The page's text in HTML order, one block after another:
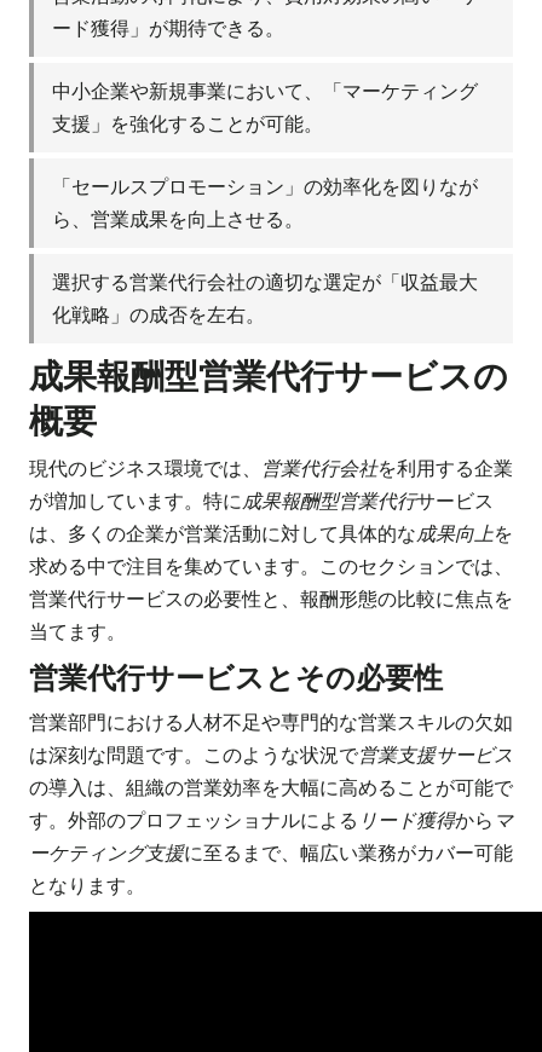
ード獲得」が期待できる。
中小企業や新規事業において、「マーケティング
支援」を強化することが可能。
「セールスプロモーション」の効率化を図りなが
ら、営業成果を向上させる。
選択する営業代行会社の適切な選定が「収益最大
化戦略」の成否を左右。
成果報酬型営業代行サービスの
概要
現代のビジネス環境では、 営業代行会社を利用する企業
が増加しています。特に 成果報酬型営業代行サービス
は、多くの企業が営業活動に対して具体的な成果向上を
求める中で注目を集めています。このセクションでは、
営業代行サービスの必要性と、報酬形態の比較に焦点を
当てます。
営業代行サービスとその必要性
営業部門における人材不足や専門的な営業スキルの欠如
は深刻な問題です。このような状況で営業支援サービス
の導入は、組織の営業効率を大幅に高めることが可能で
す。外部のプロフェッショナルによる リード獲得から マ
ーケティング支援に至るまで、幅広い業務がカバー可能
となります。